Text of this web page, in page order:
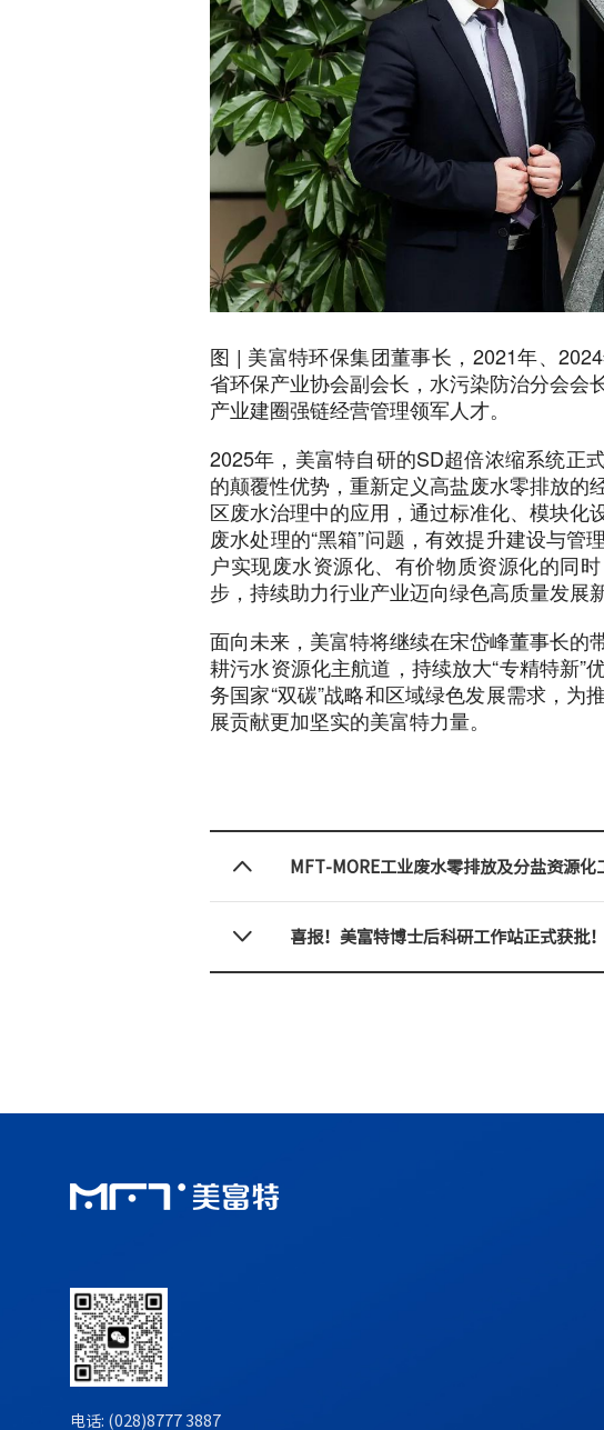
图 | 美富特环保集团董事长，2021年、
省环保产业协会副会长，水污染防治分会会
产业建圈强链经营管理领军人才。
2025年，美富特自研的SD超倍浓缩系统正
的颠覆性优势，重新定义高盐废水零排放的
区废水治理中的应用，通过标准化、模块化
废水处理的“黑箱”问题，有效提升建设与管
户实现废水资源化、有价物质资源化的同
步，持续助力行业产业迈向绿色高质量发展
面向未来，美富特将继续在宋岱峰董事长的
耕污水资源化主航道，持续放大“专精特新”
务国家“双碳”战略和区域绿色发展需求，为
展贡献更加坚实的美富特力量。
MFT-MORE工业废水零排放及分盐资源化
喜报！美富特博士后科研工作站正式获批！
电话: (028)8777 3887